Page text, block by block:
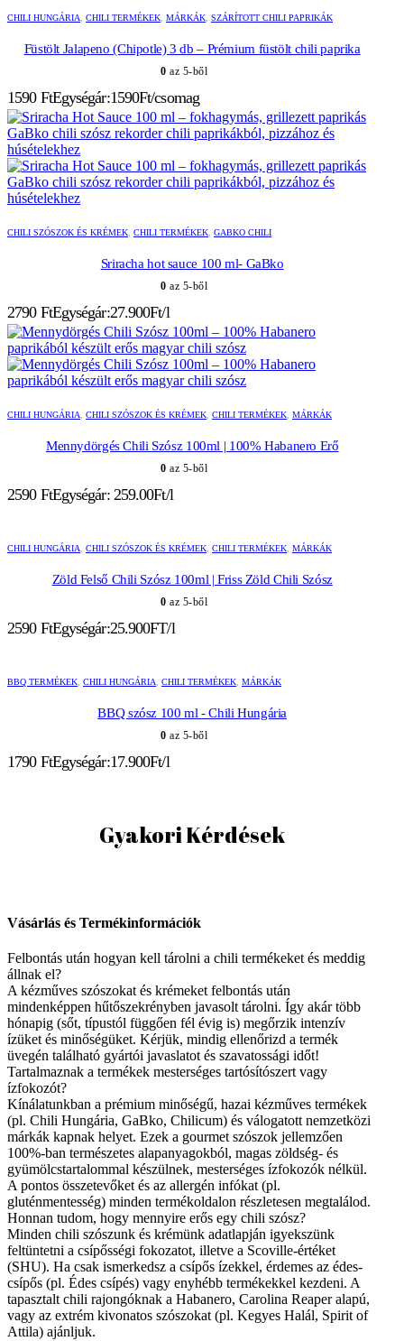
CHILI HUNGÁRIA CHILI TERMÉKEK MÁRKÁK SZÁRÍTOTT CHILI PAPRIKÁK
Füstölt Jalapeno (Chipotle) 3 db – Prémium füstölt chili paprika
0 az 5-ből
1590 FtEgységár:1590Ft/csomag
CHILI SZÓSZOK ÉS KRÉMEK CHILI TERMÉKEK GABKO CHILI
Sriracha hot sauce 100 ml- GaBko
0 az 5-ből
2790 FtEgységár:27.900Ft/l
CHILI HUNGÁRIA CHILI SZÓSZOK ÉS KRÉMEK CHILI TERMÉKEK MÁRKÁK
Mennydörgés Chili Szósz 100ml | 100% Habanero Erő
0 az 5-ből
2590 FtEgységár: 259.00Ft/l
CHILI HUNGÁRIA CHILI SZÓSZOK ÉS KRÉMEK CHILI TERMÉKEK MÁRKÁK
Zöld Felső Chili Szósz 100ml | Friss Zöld Chili Szósz
0 az 5-ből
2590 FtEgységár:25.900FT/l
BBQ TERMÉKEK CHILI HUNGÁRIA CHILI TERMÉKEK MÁRKÁK
BBQ szósz 100 ml - Chili Hungária
0 az 5-ből
1790 FtEgységár:17.900Ft/l
Gyakori Kérdések
Vásárlás és Termékinformációk
Felbontás után hogyan kell tárolni a chili termékeket és meddig
állnak el?
A kézműves szószokat és krémeket felbontás után
mindenképpen hűtőszekrényben javasolt tárolni. Így akár több
hónapig (sőt, típustól függően fél évig is) megőrzik intenzív
ízüket és minőségüket. Kérjük, mindig ellenőrizd a termék
üvegén található gyártói javaslatot és szavatossági időt!
Tartalmaznak a termékek mesterséges tartósítószert vagy
ízfokozót?
Kínálatunkban a prémium minőségű, hazai kézműves termékek
(pl. Chili Hungária, GaBko, Chilicum) és válogatott nemzetközi
márkák kapnak helyet. Ezek a gourmet szószok jellemzően
100%-ban természetes alapanyagokból, magas zöldség- és
gyümölcstartalommal készülnek, mesterséges ízfokozók nélkül.
A pontos összetevőket és az allergén infókat (pl.
gluténmentesség) minden termékoldalon részletesen megtalálod.
Honnan tudom, hogy mennyire erős egy chili szósz?
Minden chili szószunk és krémünk adatlapján igyekszünk
feltüntetni a csípősségi fokozatot, illetve a Scoville-értéket
(SHU). Ha csak ismerkedsz a csípős ízekkel, érdemes az édes-
csípős (pl. Édes csípés) vagy enyhébb termékekkel kezdeni. A
tapasztalt chili rajongóknak a Habanero, Carolina Reaper alapú,
vagy az extrém kivonatos szószokat (pl. Kegyes Halál, Spirit of
Attila) ajánljuk.